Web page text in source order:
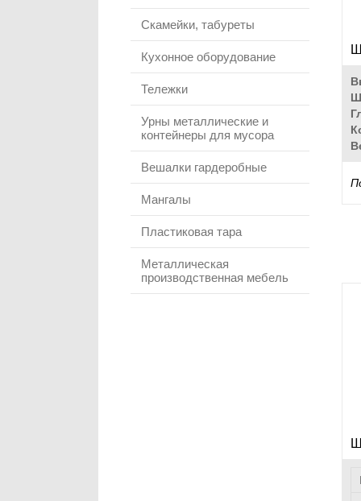
Скамейки, табуреты
Кухонное оборудование
Тележки
Урны металлические и
контейнеры для мусора
Вешалки гардеробные
Мангалы
Пластиковая тара
Металлическая
производственная мебель